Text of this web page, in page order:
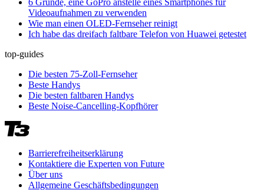
Videoaufnahmen zu verwenden
Wie man einen OLED-Fernseher reinigt
Ich habe das dreifach faltbare Telefon von Huawei getestet
top-guides
Die besten 75-Zoll-Fernseher
Beste Handys
Die besten faltbaren Handys
Beste Noise-Cancelling-Kopfhörer
Barrierefreiheitserklärung
Kontaktiere die Experten von Future
Über uns
Allgemeine Geschäftsbedingungen